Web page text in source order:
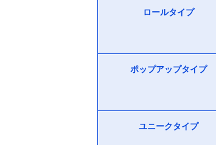
ロールタイプ
ポップアップタイプ
ユニークタイプ